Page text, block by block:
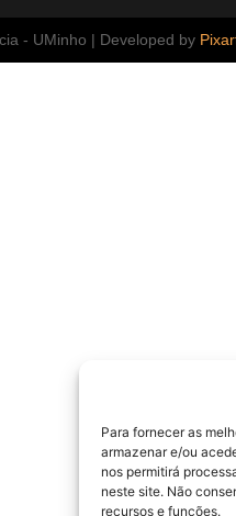
Para fornecer as
armazenar e/ou
nos permitirá
neste site. Não
recursos e funções.
- UMinho | Developed by